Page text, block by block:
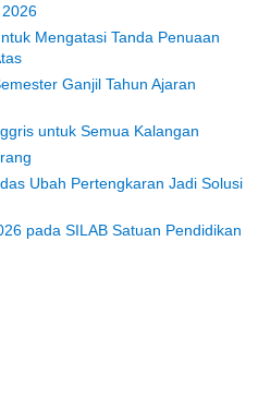
Mengatasi Tanda Penuaan
Ganjil Tahun Ajaran
untuk Semua Kalangan
Ubah Pertengkaran Jadi Solusi
pada SILAB Satuan Pendidikan